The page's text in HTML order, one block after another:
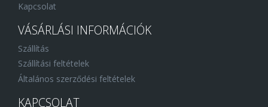
Kapcsolat
VÁSÁRLÁSI INFORMÁCIÓK
Szállítás
Szállítási feltételek
Általános szerződési feltételek
KAPCSOLAT